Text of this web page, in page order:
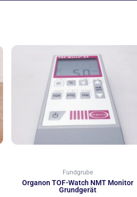
Fundgrube
Organon TOF-Watch NMT Monitor
Grundgerät